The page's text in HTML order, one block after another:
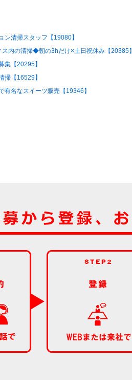
ン清掃スタッフ【19080】
内の清掃◆朝の3hだけ×土日祝休み【20385】
集【20295】
掃【16529】
有名なスイーツ販売【19346】